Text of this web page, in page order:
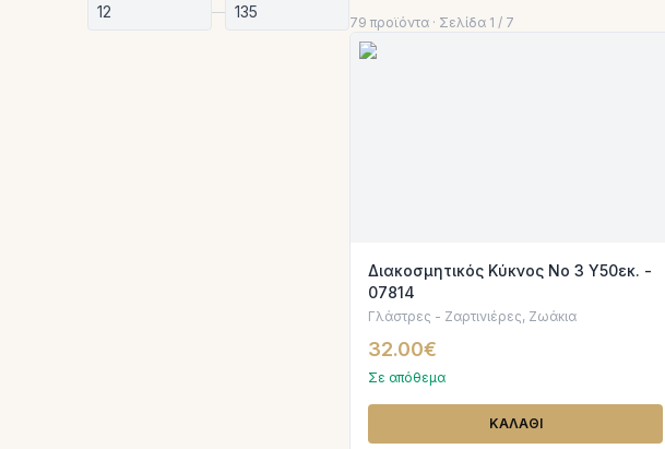
—
79 προϊόντα · Σελίδα 1 / 7
Διακοσμητικός Κύκνος Νο 3 Υ50εκ. -
07814
Γλάστρες - Ζαρτινιέρες, Ζωάκια
32.00€
Σε απόθεμα
ΚΑΛΑΘΙ